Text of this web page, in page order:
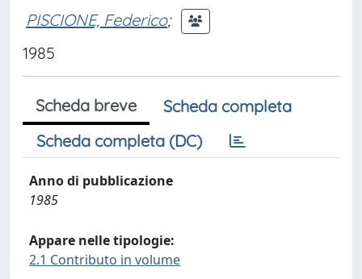
PISCIONE, Federico;
1985
Scheda breve
Scheda completa
Scheda completa (DC)
Anno di pubblicazione
1985
Appare nelle tipologie:
2.1 Contributo in volume